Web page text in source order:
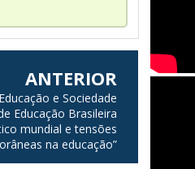
ANTERIOR
e Sociedade
Educação Brasileira
mundial e tensões
na educação”